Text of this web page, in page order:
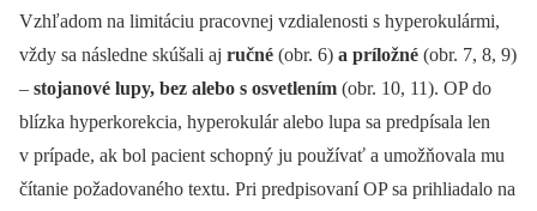
Vzhľadom na limitáciu pracovnej vzdialenosti s hyperokulármi,
vždy sa následne skúšali aj ručné (obr. 6) a príložné (obr. 7, 8, 9)
–⁠ stojanové lupy, bez alebo s osvetlením (obr. 10, 11). OP do
blízka hyperkorekcia, hyperokulár alebo lupa sa predpísala len
v prípade, ak bol pacient schopný ju používať a umožňovala mu
čítanie požadovaného textu. Pri predpisovaní OP sa prihliadalo na